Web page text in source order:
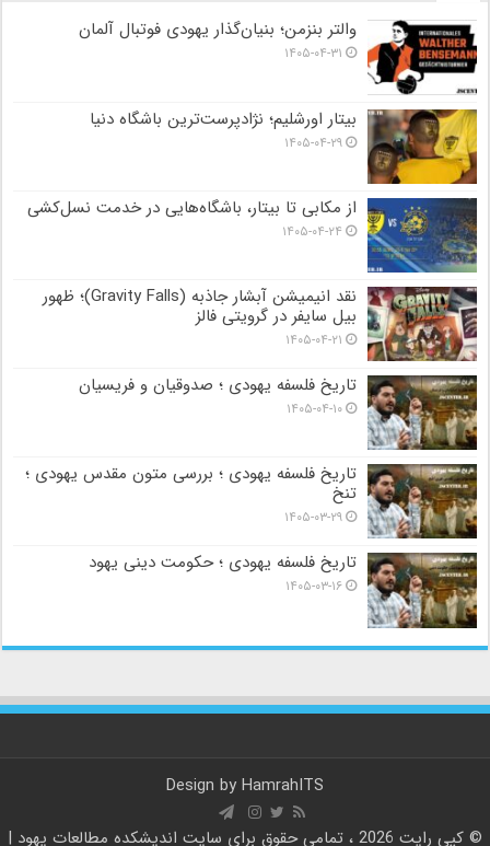
والتر بنزمن؛ بنیان‌گذار یهودی فوتبال آلمان
۱۴۰۵-۰۴-۳۱
بیتار اورشلیم؛ نژادپرست‌ترین باشگاه دنیا
۱۴۰۵-۰۴-۲۹
از مکابی تا بیتار، باشگاه‌هایی در خدمت نسل‌کشی
۱۴۰۵-۰۴-۲۴
نقد انیمیشن آبشار جاذبه (Gravity Falls)؛ ظهور
بیل سایفر در گرویتی فالز
۱۴۰۵-۰۴-۲۱
تاریخ فلسفه یهودی ؛ صدوقیان و فریسیان
۱۴۰۵-۰۴-۱۰
تاریخ فلسفه یهودی ؛ بررسی متون مقدس یهودی ؛
تنخ
۱۴۰۵-۰۳-۲۹
تاریخ فلسفه یهودی ؛ حکومت دینی یهود
۱۴۰۵-۰۳-۱۶
Design by HamrahITS
© کپی رایت 2026 ، تمامی حقوق برای سایت
اندیشکده مطالعات یهود |